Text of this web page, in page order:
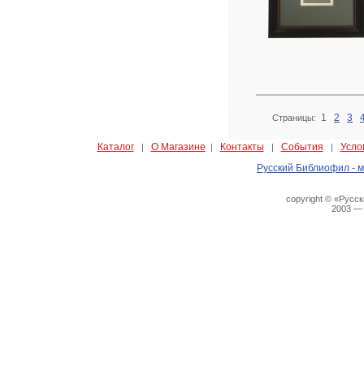
Страницы: 1 2 3
Каталог| О Магазине | Контакты | События |
Русский Библиофил -
copyright ©
2003 —